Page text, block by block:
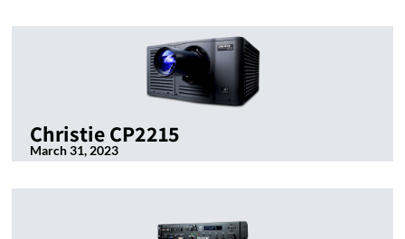
Christie CP2215
March 31, 2023